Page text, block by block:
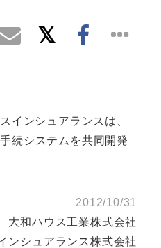
インシュアランスは、
続システムを共同開発
2012/10/31
大和ハウス工業株式会社
ンシュアランス株式会社